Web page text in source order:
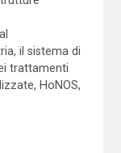
il sistema di
trattamenti
HoNOS,